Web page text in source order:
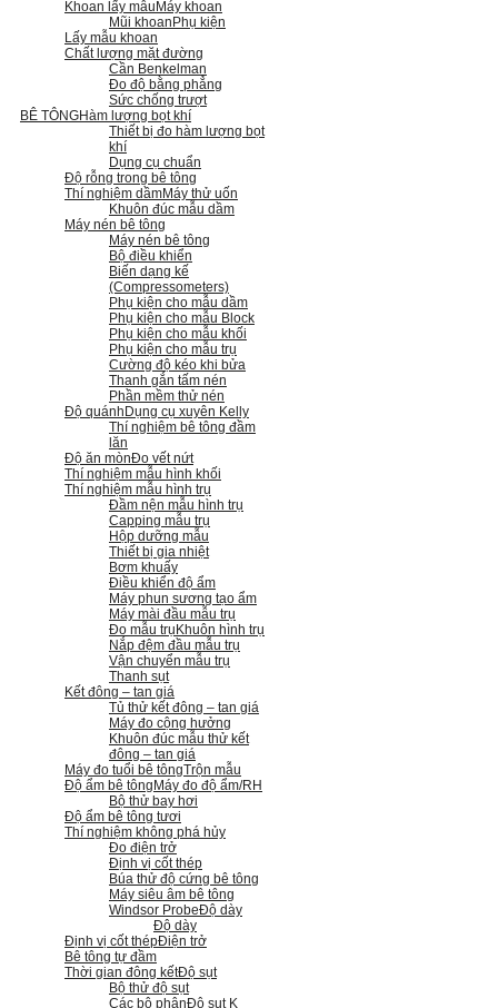
Khoan lấy mẫu Máy khoan
Mũi khoan Phụ kiện
Lấy mẫu khoan
Chất lượng mặt đường
Cần Benkelman
Đo độ bằng phẳng
Sức chống trượt
BÊ TÔNGHàm lượng bọt khí
Thiết bị đo hàm lượng bọt
khí
Dụng cụ chuẩn
Độ rỗng trong bê tông
Thí nghiệm dầmMáy thử uốn
Khuôn đúc mẫu dầm
Máy nén bê tông
Máy nén bê tông
Bộ điều khiển
Biến dạng kế
(Compressometers)
Phụ kiện cho mẫu dầm
Phụ kiện cho mẫu Block
Phụ kiện cho mẫu khối
Phụ kiện cho mẫu trụ
Cường độ kéo khi bửa
Thanh gắn tấm nén
Phần mềm thử nén
Độ quánh Dụng cụ xuyên Kelly
Thí nghiệm bê tông đầm
lăn
Độ ăn mònĐo vết nứt
Thí nghiệm mẫu hình khối
Thí nghiệm mẫu hình trụ
Đầm nện mẫu hình trụ
Capping mẫu trụ
Hộp dưỡng mẫu
Thiết bị gia nhiệt
Bơm khuấy
Điều khiển độ ẩm
Máy phun sương tạo ẩm
Máy mài đầu mẫu trụ
Đo mẫu trụ Khuôn hình trụ
Nắp đệm đầu mẫu trụ
Vận chuyển mẫu trụ
Thanh sụt
Kết đông – tan giá
Tủ thử kết đông – tan giá
Máy đo cộng hưởng
Khuôn đúc mẫu thử kết
đông – tan giá
Máy đo tuổi bê tôngTrộn mẫu
Độ ẩm bê tông Máy đo độ ẩm/RH
Bộ thử bay hơi
Độ ẩm bê tông tươi
Thí nghiệm không phá hủy
Đo điện trở
Định vị cốt thép
Búa thử độ cứng bê tông
Máy siêu âm bê tông
Windsor ProbeĐộ dày
Độ dày
Định vị cốt thépĐiện trở
Bê tông tự đầm
Thời gian đông kếtĐộ sụt
Bộ thử độ sụt
Các bộ phậnĐộ sụt K